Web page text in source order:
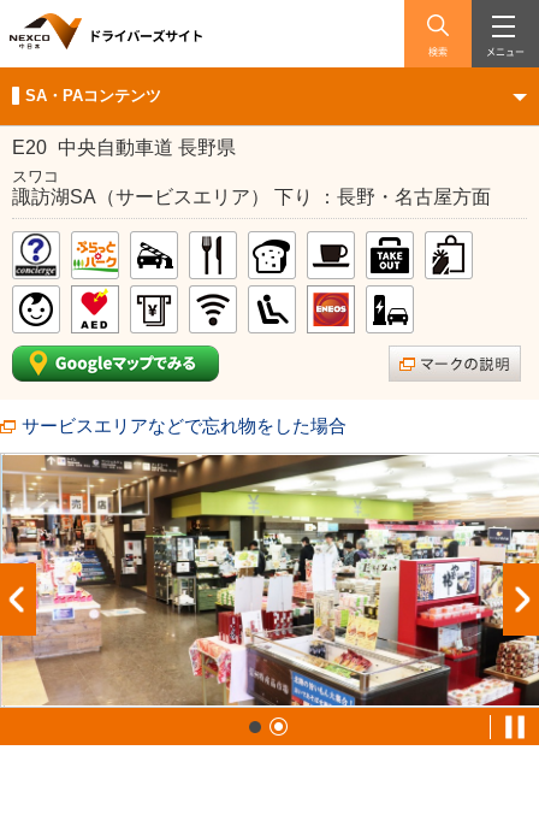
検索 メニュー
SA・PAコンテンツ
E20 中央自動車道 長野県
スワコ
諏訪湖SA（サービスエリア） 下り ：長野・名古屋方面
サービスエリアなどで忘れ物をした場合